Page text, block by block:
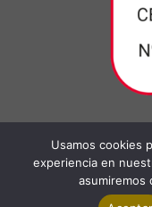
Usamos cookies
experiencia en
asumiremos